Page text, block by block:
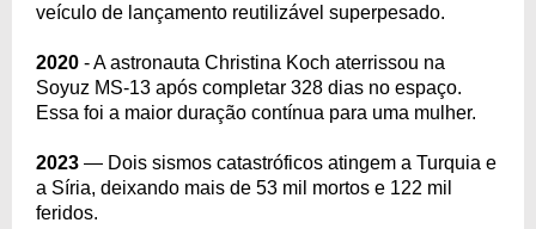
veículo de lançamento reutilizável superpesado.
2020 - A astronauta Christina Koch aterrissou na
Soyuz MS-13 após completar 328 dias no espaço.
Essa foi a maior duração contínua para uma mulher.
2023 — Dois sismos catastróficos atingem a Turquia e
a Síria, deixando mais de 53 mil mortos e 122 mil
feridos.